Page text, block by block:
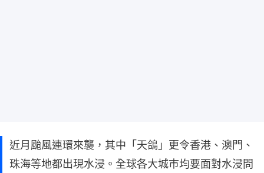
近月颱風連環來襲，其中「天鴿」更令香港、澳門、
珠海等地都出現水浸。全球各大城巿均要面對水浸問